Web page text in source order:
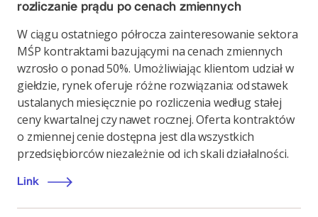
rozliczanie prądu po cenach zmiennych
W ciągu ostatniego półrocza zainteresowanie sektora
MŚP kontraktami bazującymi na cenach zmiennych
wzrosło o ponad 50%. Umożliwiając klientom udział w
giełdzie, rynek oferuje różne rozwiązania: od stawek
ustalanych miesięcznie po rozliczenia według stałej
ceny kwartalnej czy nawet rocznej. Oferta kontraktów
o zmiennej cenie dostępna jest dla wszystkich
przedsiębiorców niezależnie od ich skali działalności.
Link